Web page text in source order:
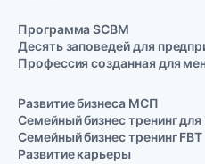
Программа SCBM
Десять заповедей для
Профессия созданная для
Развитие бизнеса МСП
Семейный бизнес тренинг
Семейный бизнес тренинг FBT
Развитие карьеры